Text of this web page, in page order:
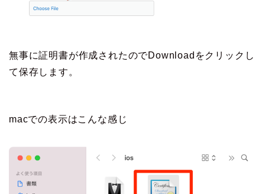
無事に証明書が作成されたのでDownloadをクリックし
て保存します。
macでの表示はこんな感じ